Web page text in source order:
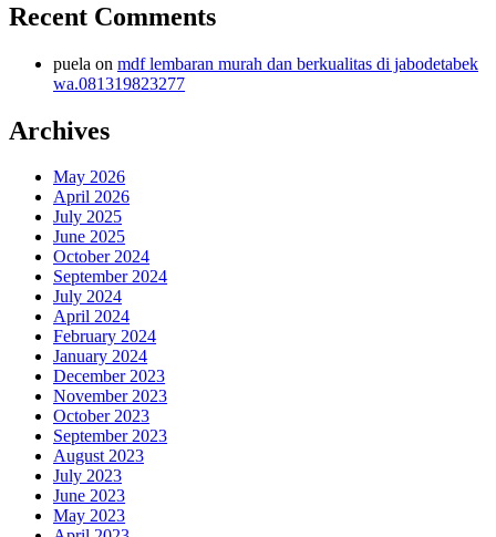
Recent Comments
puela on mdf lembaran murah dan berkualitas di jabodetabek
wa.081319823277
Archives
May 2026
April 2026
July 2025
June 2025
October 2024
September 2024
July 2024
April 2024
February 2024
January 2024
December 2023
November 2023
October 2023
September 2023
August 2023
July 2023
June 2023
May 2023